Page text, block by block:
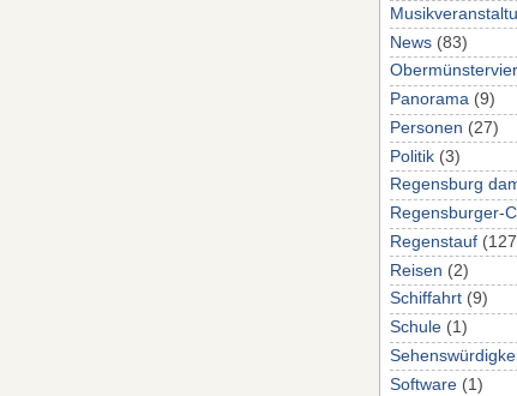
News (83)
Panorama (9)
Personen (27)
Politik (3)
Regensburg
Regensburger-
Regenstauf
Reisen (2)
Schiffahrt (9)
Schule (1)
Software (1)